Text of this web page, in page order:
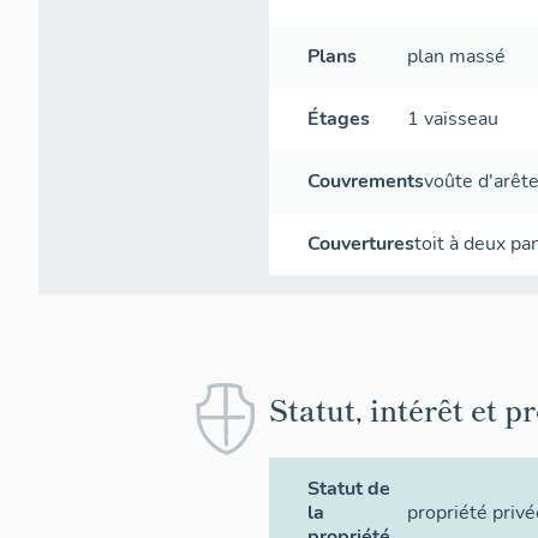
Plans plan massé
Étages 1 vaisseau
Couvrementsvoûte
Couverturestoit à deux
Statut, intérêt et
Statut de
la
propriété